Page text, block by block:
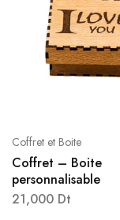
Coffret et Boite
Coffret – Boite
personnalisable
21,000 Dt